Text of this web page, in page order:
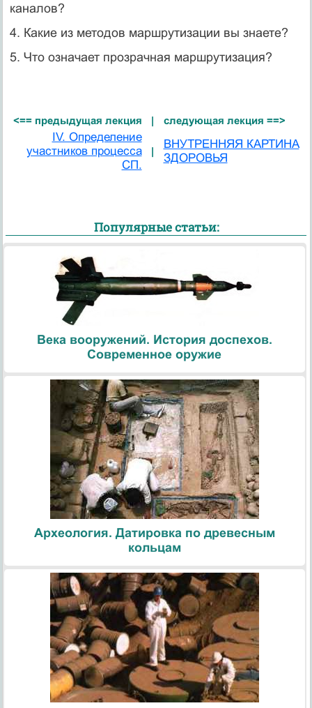
каналов?
4. Какие из методов маршрутизации вы знаете?
5. Что означает прозрачная маршрутизация?
<== предыдущая лекция | следующая лекция ==>
IV. Определение
участников процесса
СП.
|
ВНУТРЕННЯЯ КАРТИНА
ЗДОРОВЬЯ
Популярные статьи:
Века вооружений. История доспехов.
Современное оружие
Археология. Датировка по древесным
кольцам